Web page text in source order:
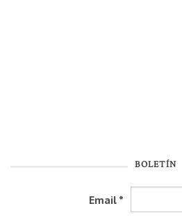
BOLETÍN
Email *